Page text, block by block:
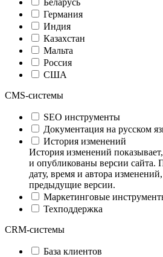
Германия
Индия
Казахстан
Мальта
Россия
США
CMS-системы
SEO инструменты
Документация на русском
История изменений
История изменений
и опубликованы версии сайта.
дату, время и автора
предыдущие версии.
Маркетинговые
Техподдержка
CRM-системы
База клиентов